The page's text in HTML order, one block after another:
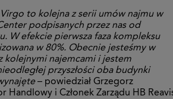
to kolejna z serii umów najmu w
podpisanych przez nas od
W efekcie pierwsza faza kompleksu
w 80%. Obecnie jesteśmy w
kolejnymi najemcami i jestem
przyszłości oba budynki
– powiedział Grzegorz
Handlowy i Członek Zarządu HB